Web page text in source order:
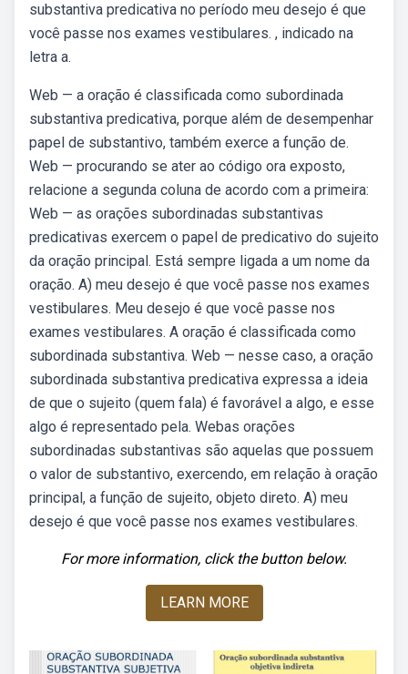
substantiva predicativa no período meu desejo é que
você passe nos exames vestibulares. , indicado na
letra a.
Web — a oração é classificada como subordinada
substantiva predicativa, porque além de desempenhar
papel de substantivo, também exerce a função de.
Web — procurando se ater ao código ora exposto,
relacione a segunda coluna de acordo com a primeira:
Web — as orações subordinadas substantivas
predicativas exercem o papel de predicativo do sujeito
da oração principal. Está sempre ligada a um nome da
oração. A) meu desejo é que você passe nos exames
vestibulares. Meu desejo é que você passe nos
exames vestibulares. A oração é classificada como
subordinada substantiva. Web — nesse caso, a oração
subordinada substantiva predicativa expressa a ideia
de que o sujeito (quem fala) é favorável a algo, e esse
algo é representado pela. Webas orações
subordinadas substantivas são aquelas que possuem
o valor de substantivo, exercendo, em relação à oração
principal, a função de sujeito, objeto direto. A) meu
desejo é que você passe nos exames vestibulares.
For more information, click the button below.
LEARN MORE